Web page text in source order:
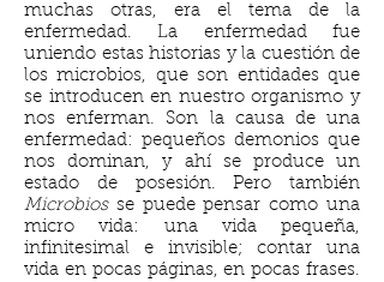
muchas otras, era el tema de la
enfermedad. La enfermedad fue
uniendo estas historias y la cuestión de
los microbios, que son entidades que
se introducen en nuestro organismo y
nos enferman. Son la causa de una
enfermedad: pequeños demonios que
nos dominan, y ahí se produce un
estado de posesión. Pero también
Microbiosse puede pensar como una
micro vida: una vida pequeña,
infinitesimal e invisible; contar una
vida en pocas páginas, en pocas frases.